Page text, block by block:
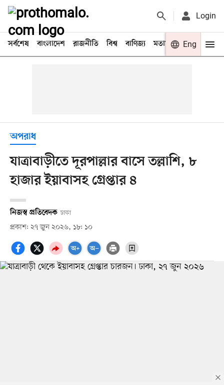
Login
সর্বশেষ বাংলাদেশ রাজনীতি বিশ্ব বাণিজ্য মতামত খেলা
Eng
অপরাধ
যাত্রাবাড়ীতে দূরপাল্লার বাসে তল্লাশি, ৮
হাজার ইয়াবাসহ গ্রেপ্তার ৪
নিজস্ব প্রতিবেদক ঢাকা
প্রকাশ: ২৭ জুন ২০২৬, ১৮: ১০